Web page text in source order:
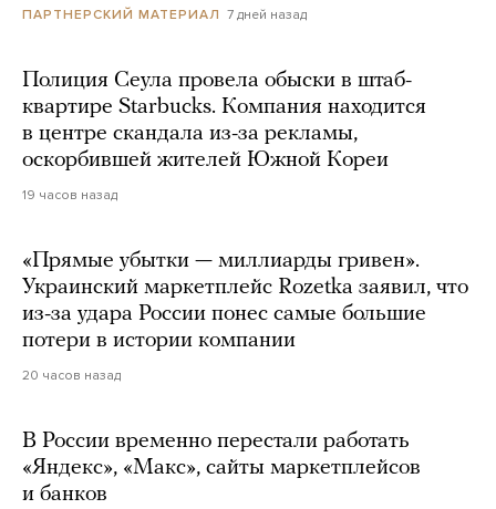
ПАРТНЕРСКИЙ МАТЕРИАЛ 7 дней назад
Полиция Сеула провела обыски в штаб-
квартире Starbucks. Компания находится
в центре скандала из-за рекламы,
оскорбившей жителей Южной Кореи
19 часов назад
«Прямые убытки — миллиарды гривен».
Украинский маркетплейс Rozetka заявил, что
из-за удара России понес самые большие
потери в истории компании
20 часов назад
В России временно перестали работать
«Яндекс», «Макс», сайты маркетплейсов
и банков